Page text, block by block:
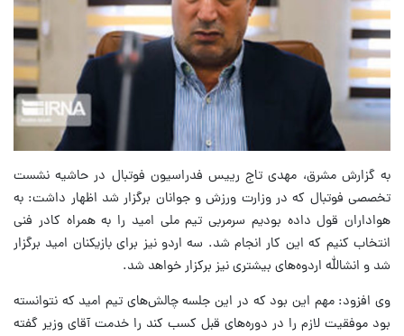
به گزارش مشرق، مهدی تاج رییس فدراسیون فوتبال در حاشیه نشست
تخصصی فوتبال که در وزارت ورزش و جوانان برگزار شد اظهار داشت: به
هواداران قول داده بودیم سرمربی تیم ملی امید را به همراه کادر فنی
انتخاب کنیم که این کار انجام شد. سه اردو نیز برای بازیکنان امید برگزار
شد و انشالله اردوه‌های بیشتری نیز برکزار خواهد شد.
وی افزود: مهم این بود که در این جلسه چالش‌های تیم امید که نتوانسته
بود موفقیت لازم را در دوره‌های قبل کسب کند را خدمت آقای وزیر گفته